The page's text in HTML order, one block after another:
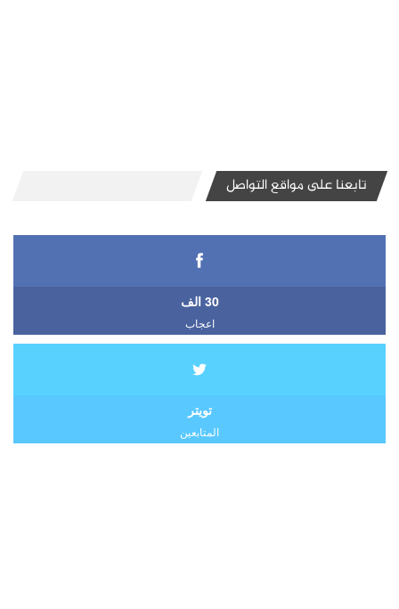
تابعنا على مواقع التواصل
30 الف
اعجاب
تويتر
المتابعين